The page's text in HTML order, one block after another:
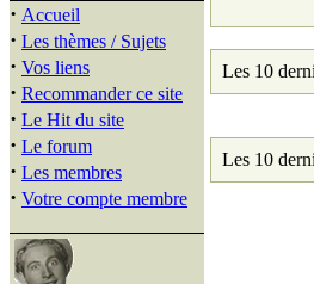
· Accueil
· Les thèmes / Sujets
· Vos liens
· Recommander ce site
· Le Hit du site
· Le forum
· Les membres
· Votre compte membre
Les 10
Les 10